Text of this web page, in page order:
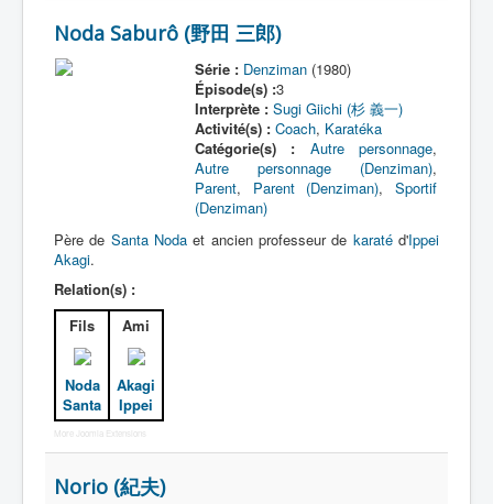
Personnage
Transformation
Épisode
Référence
Fanservice
Générique
Protagoniste
Entourage
Antagoniste
Noda Saburô (野田 三郎)
Série : Denziman(1980)
Épisode(s) :3
Interprète : Sugi Giichi (杉 義一)
Activité(s) : Coach, Karatéka
Catégorie(s) :
Autre personnage,
Autre personnage (Denziman),
Parent, Parent (Denziman), Sportif
(Denziman)
Père de Santa Noda et ancien professeur de karatéd'Ippei
Akagi.
Relation(s) :
Fils
Noda
Santa
Ami
Akagi
Ippei
More Joomla Extensions
Norio (紀夫)